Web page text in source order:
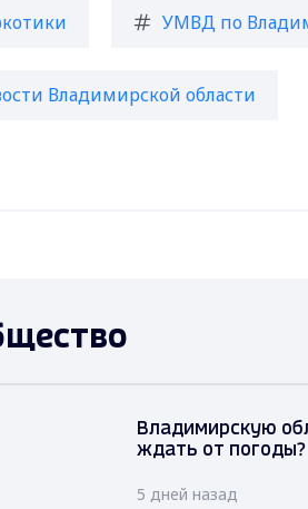
УМВД по
Владимирской области
Владимирскую
ждать от погоды?
5 дней назад